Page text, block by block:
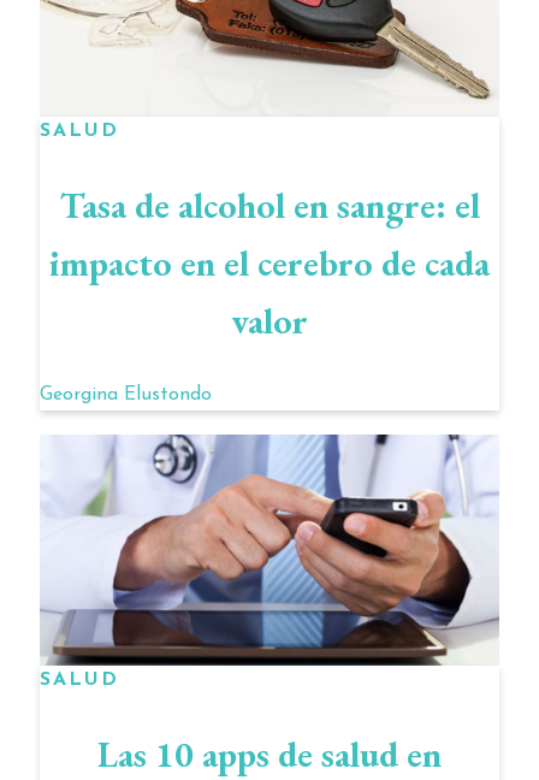
SALUD
Tasa de alcohol en sangre: el
impacto en el cerebro de cada
valor
Georgina Elustondo
SALUD
Las 10 apps de salud en